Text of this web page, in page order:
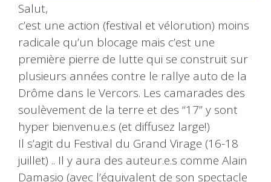
Salut,
c’est une action (festival et vélorution) moins
radicale qu’un blocage mais c’est une
première pierre de lutte qui se construit sur
plusieurs années contre le rallye auto de la
Drôme dans le Vercors. Les camarades des
soulèvement de la terre et des “17” y sont
hyper bienvenu.e.s (et diffusez large!)
Il s’agit du Festival du Grand Virage (16-18
juillet) .. Il y aura des auteur.e.s comme Alain
Damasio (avec l’équivalent de son spectacle